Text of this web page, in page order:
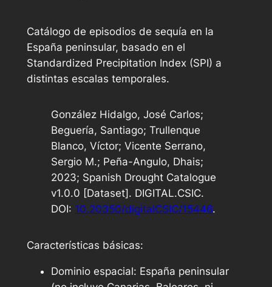
Catálogo de episodios de sequía en la
España peninsular, basado en el
Standardized Precipitation Index (SPI) a
distintas escalas temporales.
González Hidalgo, José Carlos;
Beguería, Santiago; Trullenque
Blanco, Víctor; Vicente Serrano,
Sergio M.; Peña-Angulo, Dhais;
2023; Spanish Drought Catalogue
v1.0.0 [Dataset]. DIGITAL.CSIC.
DOI: 10.20350/digitalCSIC/15446.
Características básicas:
Dominio espacial: España peninsular